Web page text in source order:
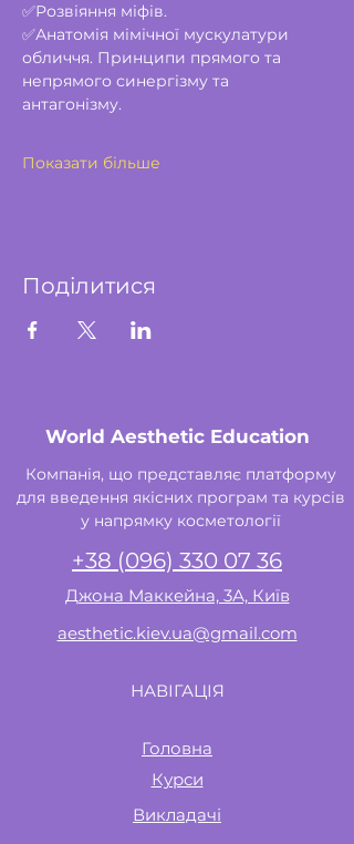
✅Розвіяння міфів.
✅Анатомія мімічної мускулатури
обличчя. Принципи прямого та
непрямого синергізму та
антагонізму.
Показати більше
Поділитися
World Aesthetic Education
Компанія, що представляє платформу
для введення якісних програм та курсів
у напрямку косметології
+38 (096) 330 07 36
Джона Маккейна, 3А, Київ
aesthetic.kiev.ua@gmail.com
НАВІГАЦІЯ
Головна
Курси
Викладачі